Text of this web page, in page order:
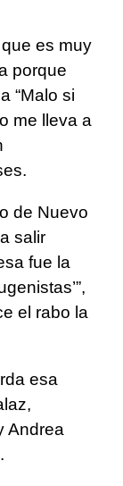
es muy
porque
“Malo si
me lleva a
de Nuevo
salir
fue la
el rabo la
esa
Andrea